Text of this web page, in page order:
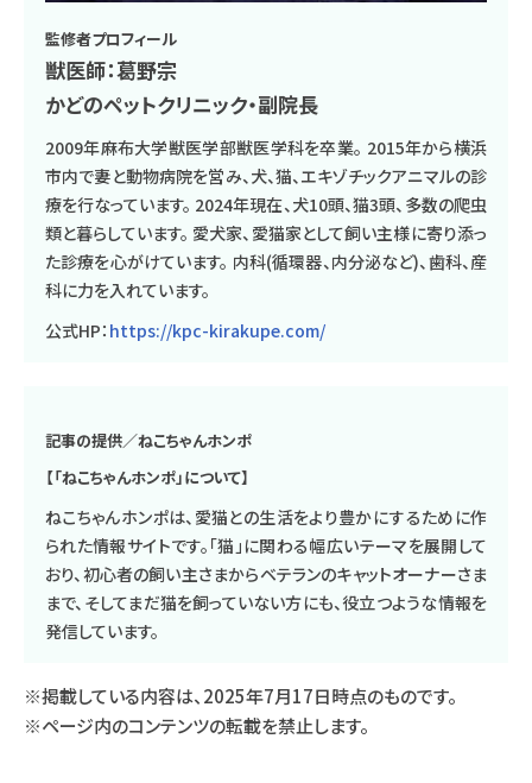
監修者プロフィール
獣医師：葛野宗
かどのペットクリニック・副院長
2009年麻布大学獣医学部獣医学科を卒業。 2015年から横浜
市内で妻と動物病院を営み、犬、猫、エキゾチックアニマルの診
療を行なっています。 2024年現在、犬10頭、猫3頭、多数の爬虫
類と暮らしています。 愛犬家、愛猫家として飼い主様に寄り添っ
た診療を心がけています。 内科(循環器、内分泌など)、歯科、産
科に力を入れています。
公式HP： https://kpc-kirakupe.com/
記事の提供／ねこちゃんホンポ
【「ねこちゃんホンポ」について】
ねこちゃんホンポは、愛猫との生活をより豊かにするために作
られた情報サイトです。「猫」に関わる幅広いテーマを展開して
おり、初心者の飼い主さまからベテランのキャットオーナーさま
まで、そしてまだ猫を飼っていない方にも、役立つような情報を
発信しています。
※掲載している内容は、2025年7月17日時点のものです。
※ページ内のコンテンツの転載を禁止します。